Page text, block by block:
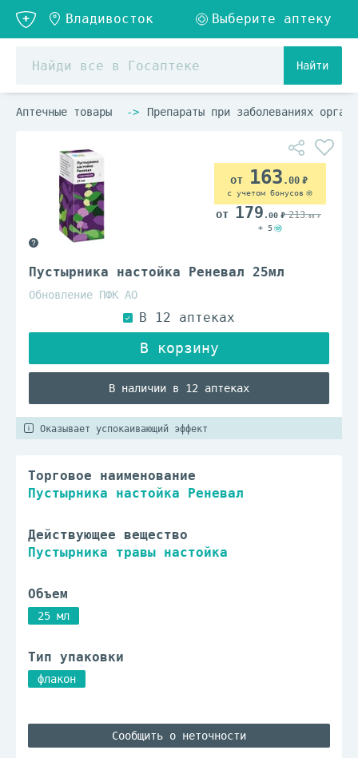
Найти
Аптечные товары Препараты при заболеваниях
Пустырника настойка Реневал 25мл
Обновление ПФК АО
В наличии в 12 аптеках
163 .00
с учетом бонусов
179 .00 213.00
+ 5
Оказывает успокаивающий эффект
Торговое наименование
Пустырника настойка Реневал
Действующее вещество
Пустырника травы настойка
Объем
25 мл
Тип упаковки
флакон
Сообщить о неточности